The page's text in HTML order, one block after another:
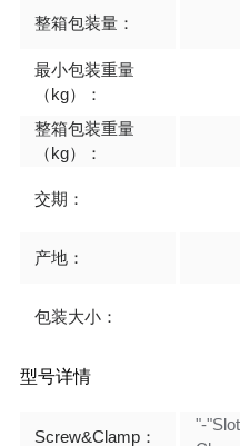
整箱包装量：
最小包装重量
（kg）：
整箱包装重量
（kg）：
交期：
产地：
包装大小：
型号详情
Screw&Clamp：
"-